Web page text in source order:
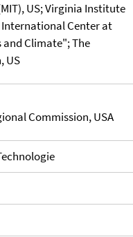
US; Virginia Institute
International Center at
and Climate"; The
US
Commission, USA